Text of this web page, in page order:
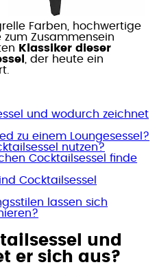
Farben, hochwertige
Zusammensein
Klassiker dieser
, der heute ein
und wodurch zeichnet
zu einem Loungesessel?
nutzen?
Cocktailsessel finde
Cocktailsessel
lassen sich
und
er sich aus?